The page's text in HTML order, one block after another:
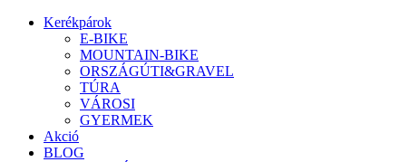
Kerékpárok
E-BIKE
MOUNTAIN-BIKE
ORSZÁGÚTI&GRAVEL
TÚRA
VÁROSI
GYERMEK
Akció
BLOG